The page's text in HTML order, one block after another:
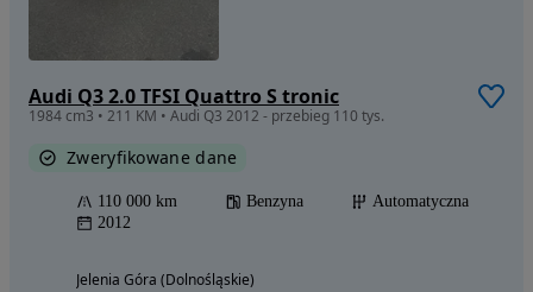
Audi Q3 2.0 TFSI Quattro S tronic
1984 cm3 • 211 KM • Audi Q3 2012 - przebieg 110 tys.
Zweryfikowane dane
110 000 km Benzyna
Automatyczna
2012
Jelenia Góra (Dolnośląskie)